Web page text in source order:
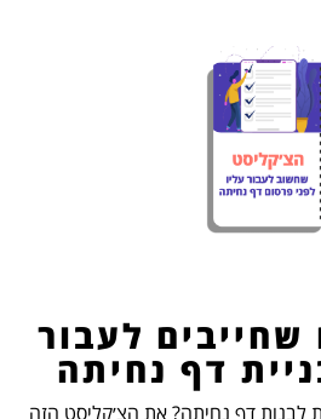
שחייבים לעבור
דף נחיתה
לבנות דף נחיתה? את הצ׳קליסט הזה